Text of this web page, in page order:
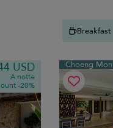
Breakfast
USD
A notte
-20%
Choeng